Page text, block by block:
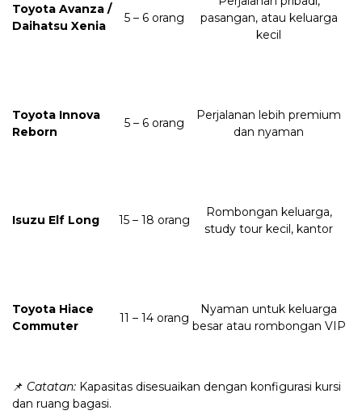
Toyota Avanza /
Daihatsu Xenia
5 – 6 orang
pasangan, atau keluarga
kecil
Toyota Innova
Reborn
5 – 6 orang
Perjalanan lebih premium
dan nyaman
Isuzu Elf Long 15 – 18 orang
Rombongan keluarga,
study tour kecil, kantor
Toyota Hiace
Commuter
11 – 14 orang
Nyaman untuk keluarga
besar atau rombongan VIP
📌 Catatan: Kapasitas disesuaikan dengan konfigurasi kursi
dan ruang bagasi.